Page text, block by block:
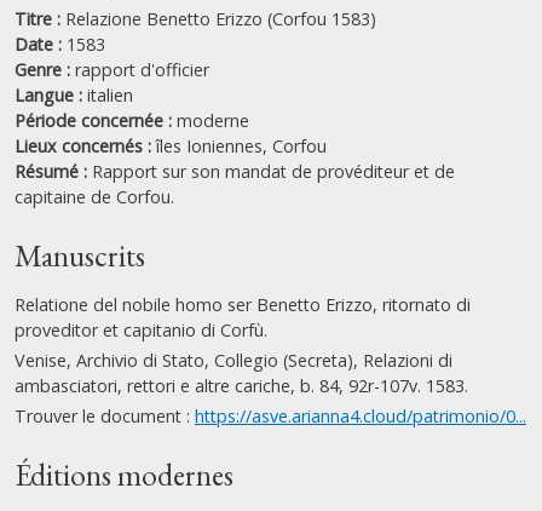
Titre : Relazione Benetto Erizzo (Corfou 1583)
Date : 1583
Genre : rapport d'officier
Langue : italien
Période concernée : moderne
Lieux concernés :îles Ioniennes, Corfou
Résumé : Rapport sur son mandat de provéditeur et de
capitaine de Corfou.
Manuscrits
Relatione del nobile homo ser Benetto Erizzo, ritornato di
proveditor et capitanio di Corfù.
Venise, Archivio di Stato, Collegio (Secreta), Relazioni di
ambasciatori, rettori e altre cariche, b. 84, 92r-107v. 1583.
Trouver le document : https://asve.arianna4.cloud/patrimonio/0...
Éditions modernes